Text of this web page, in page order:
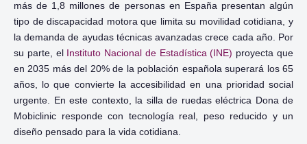
más de 1,8 millones de personas en España presentan algún
tipo de discapacidad motora que limita su movilidad cotidiana, y
la demanda de ayudas técnicas avanzadas crece cada año. Por
su parte, el
Instituto Nacional de Estadística (INE) proyecta que
en 2035 más del 20% de la población española superará los 65
años, lo que convierte la accesibilidad en una prioridad social
urgente. En este contexto, la silla de ruedas eléctrica Dona de
Mobiclinic responde con tecnología real, peso reducido y un
diseño pensado para la vida cotidiana.